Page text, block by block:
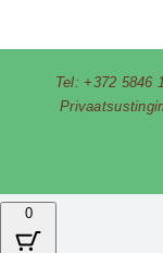
Tel: +372 5846
0